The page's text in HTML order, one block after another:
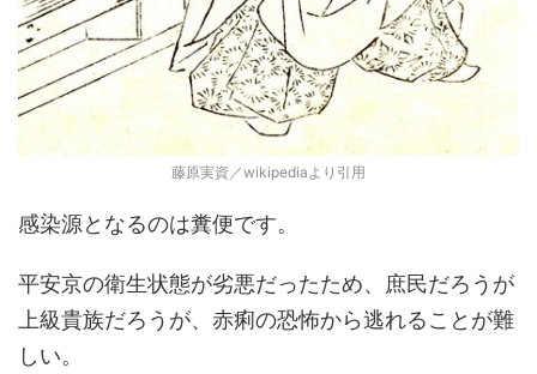
藤原実資／wikipediaより引用
感染源となるのは糞便です。
平安京の衛生状態が劣悪だったため、庶民だろうが
上級貴族だろうが、赤痢の恐怖から逃れることが難
しい。